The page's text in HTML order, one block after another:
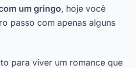
um gringo, hoje você
passo com apenas alguns
para viver um romance que